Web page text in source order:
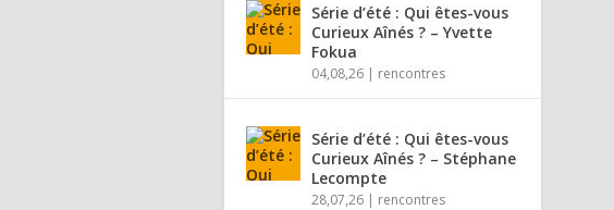
Série d’été : Qui êtes-vous
Curieux Aînés ? – Yvette
Fokua
04,08,26 | rencontres
Série d’été : Qui êtes-vous
Curieux Aînés ? – Stéphane
Lecompte
28,07,26 | rencontres